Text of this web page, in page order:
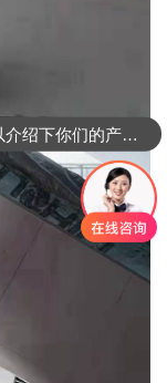
可以介绍下你们的产品么
你们是怎么收费的呢